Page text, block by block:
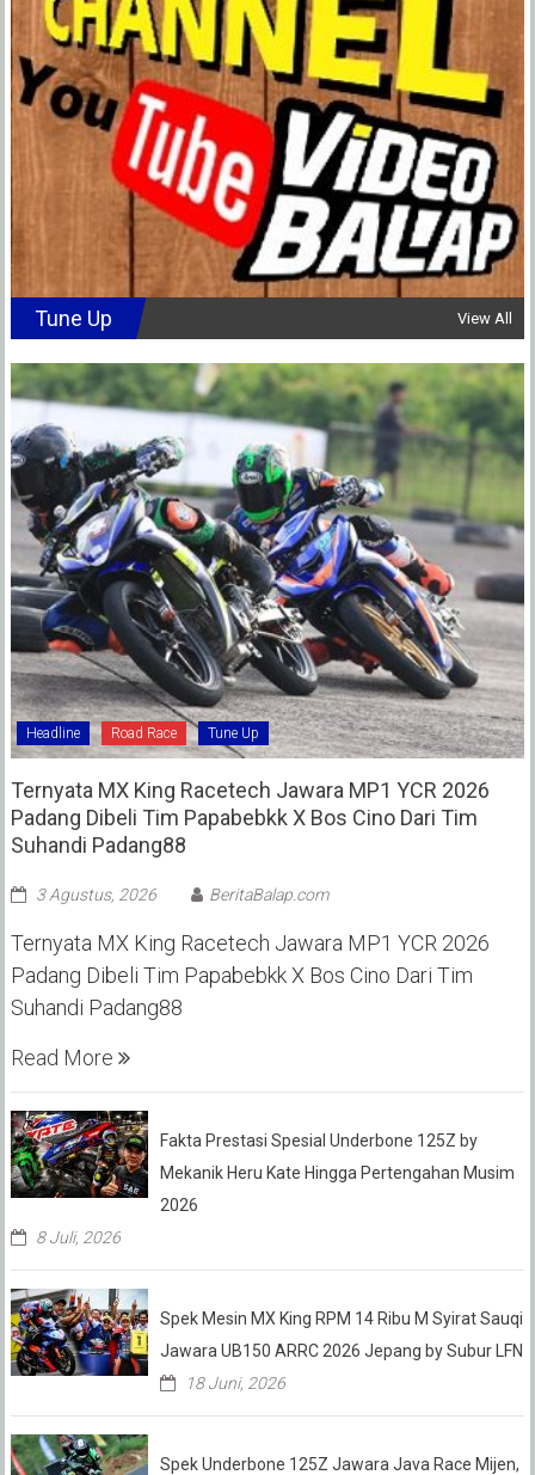
Tune Up View All
Headline Road Race Tune Up
Ternyata MX King Racetech Jawara MP1 YCR 2026
Padang Dibeli Tim Papabebkk X Bos Cino Dari Tim
Suhandi Padang88
3 Agustus, 2026 BeritaBalap.com
Ternyata MX King Racetech Jawara MP1 YCR 2026
Padang Dibeli Tim Papabebkk X Bos Cino Dari Tim
Suhandi Padang88
Read More
Fakta Prestasi Spesial Underbone 125Z by
Mekanik Heru Kate Hingga Pertengahan Musim
2026
8 Juli, 2026
Spek Mesin MX King RPM 14 Ribu M Syirat Sauqi
Jawara UB150 ARRC 2026 Jepang by Subur LFN
18 Juni, 2026
Spek Underbone 125Z Jawara Java Race Mijen,